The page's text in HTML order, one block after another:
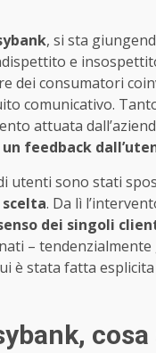
, si sta
e
dei consumatori
comunicativo.
attuata
un feedback
sono stati
. Da lì
dei singoli
–
è stata fatta